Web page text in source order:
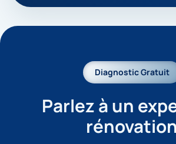
Diagnostic Gratuit
Parlez à un
rénovation